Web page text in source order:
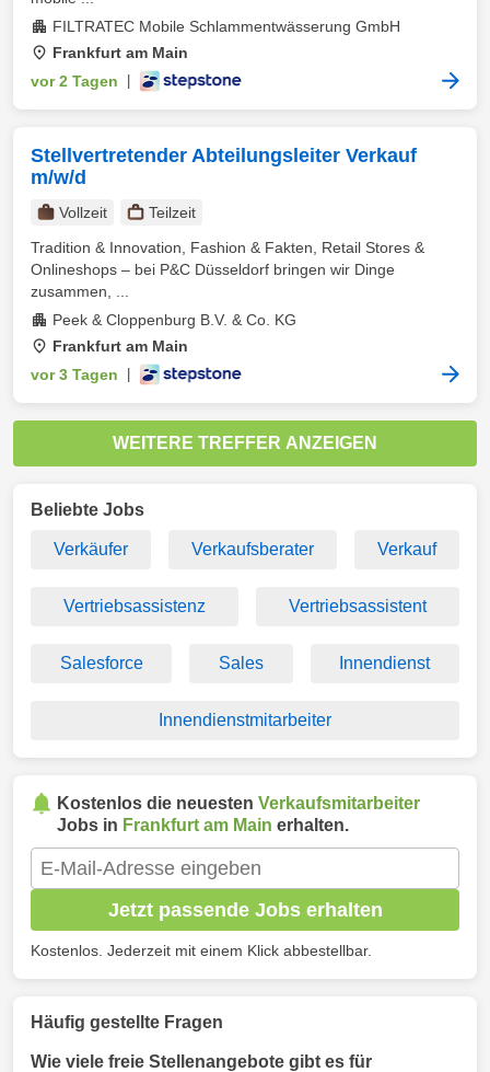
FILTRATEC Mobile Schlammentwässerung GmbH
Frankfurt am Main
vor 2 Tagen
Stellvertretender Abteilungsleiter Verkauf
m/w/d
Vollzeit
Teilzeit
Tradition & Innovation, Fashion & Fakten, Retail Stores &
Onlineshops – bei P&C Düsseldorf bringen wir Dinge
zusammen, ...
Peek & Cloppenburg B.V. & Co. KG
Frankfurt am Main
vor 3 Tagen
WEITERE TREFFER ANZEIGEN
Beliebte Jobs
Verkäufer Verkaufsberater Verkauf
Vertriebsassistenz Vertriebsassistent
Salesforce Sales Innendienst
Innendienstmitarbeiter
Kostenlos die neuesten Verkaufsmitarbeiter
Jobs in Frankfurt am Main erhalten.
Jetzt passende Jobs erhalten
Kostenlos. Jederzeit mit einem Klick abbestellbar.
Häufig gestellte Fragen
Wie viele freie Stellenangebote gibt es für